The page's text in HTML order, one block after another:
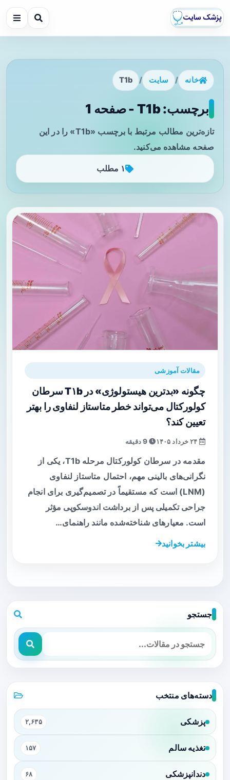
خانه / سایت /
T1b
برچسب: T1b - صفحه 1
تازه‌ترین مطالب مرتبط با برچسب «T1b» را در این
صفحه مشاهده می‌کنید.
۱ مطلب
مقالات آموزشی
چگونه «بدترین هیستولوژی» در T۱b سرطان
کولورکتال می‌تواند خطر متاستاز لنفاوی را بهتر
تعیین کند؟
9 دقیقه
مقدمه در سرطان کولورکتال مرحله T1b، یکی از
نگرانی‌های بالینی مهم، احتمال متاستاز لنفاوی
(LNM) است که مستقیماً در تصمیم‌گیری برای انجام
جراحی تکمیلی پس از برداشت اندوسکوپی مؤثر
است. معیارهای شناخته‌شده مانند راهنمای…
بیشتر بخوانید
جستجو
دسته‌های منتخب
پزشکی ۲,۶۳۵
تغذیه سالم ۱۵۷
دندانپزشکی ۶۸